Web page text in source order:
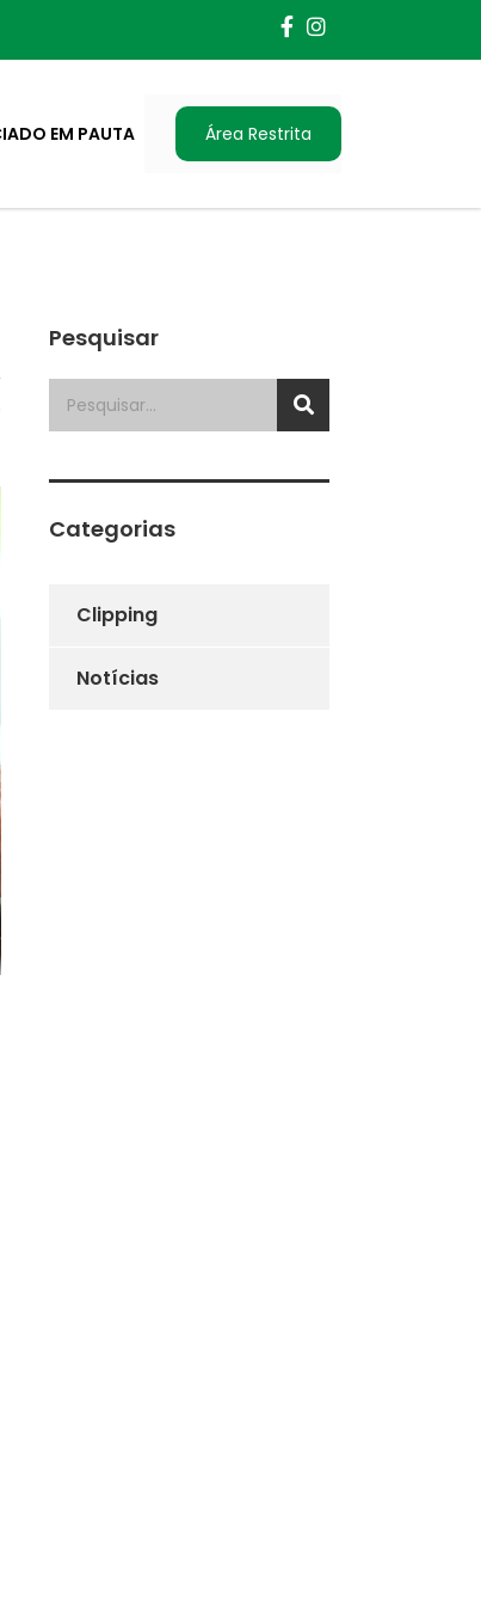
EM PAUTA Área Restrita
Pesquisar
Categorias
Clipping
Notícias